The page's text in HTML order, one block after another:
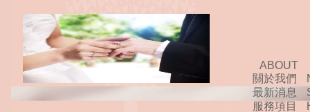
ABOUT
關於我們
最新消息
服務項目